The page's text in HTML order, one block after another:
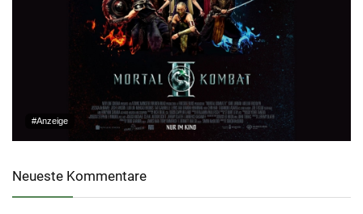
#Anzeige
Neueste Kommentare